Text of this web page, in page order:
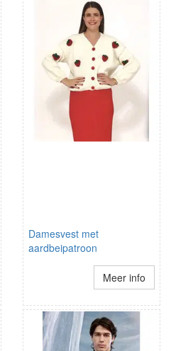
Damesvest met
aardbeipatroon
Meer info